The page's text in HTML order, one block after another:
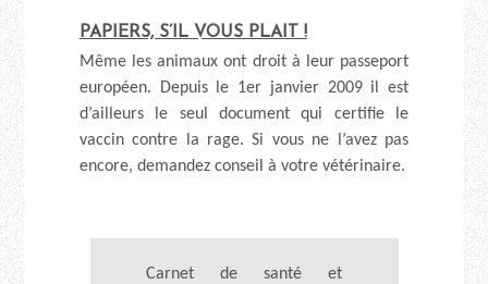
PAPIERS, S’IL VOUS PLAIT !
Même les animaux ont droit à leur passeport
européen. Depuis le 1er janvier 2009 il est
d’ailleurs le seul document qui certifie le
vaccin contre la rage. Si vous ne l’avez pas
encore, demandez conseil à votre vétérinaire.
Carnet de santé et